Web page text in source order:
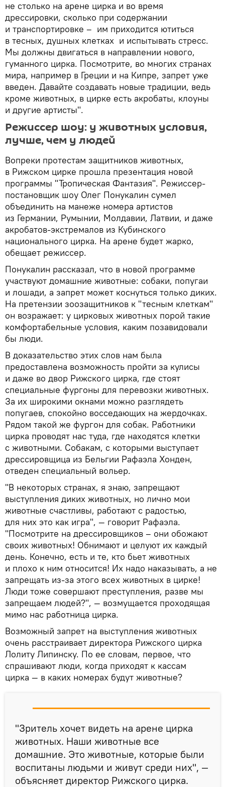
не столько на арене цирка и во время
дрессировки, сколько при содержании
и транспортировке – им приходится ютиться
в тесных, душных клетках и испытывать стресс.
Мы должны двигаться в направлении нового,
гуманного цирка. Посмотрите, во многих странах
мира, например в Греции и на Кипре, запрет уже
введен. Давайте создавать новые традиции, ведь
кроме животных, в цирке есть акробаты, клоуны
и другие артисты".
Режиссер шоу: у животных условия,
лучше, чем у людей
Вопреки протестам защитников животных,
в Рижском цирке прошла презентация новой
программы "Тропическая Фантазия". Режиссер-
постановщик шоу Олег Понукалин сумел
объединить на манеже номера артистов
из Германии, Румынии, Молдавии, Латвии, и даже
акробатов-экстремалов из Кубинского
национального цирка. На арене будет жарко,
обещает режиссер.
Понукалин рассказал, что в новой программе
участвуют домашние животные: собаки, попугаи
и лошади, а запрет может коснуться только диких.
На претензии зоозащитников к "тесным клеткам"
он возражает: у цирковых животных порой такие
комфортабельные условия, каким позавидовали
бы люди.
В доказательство этих слов нам была
предоставлена возможность пройти за кулисы
и даже во двор Рижского цирка, где стоят
специальные фургоны для перевозки животных.
За их широкими окнами можно разглядеть
попугаев, спокойно восседающих на жердочках.
Рядом такой же фургон для собак. Работники
цирка проводят нас туда, где находятся клетки
с животными. Собакам, с которыми выступает
дрессировщица из Бельгии Рафаэла Хонден,
отведен специальный вольер.
"В некоторых странах, я знаю, запрещают
выступления диких животных, но лично мои
животные счастливы, работают с радостью,
для них это как игра", — говорит Рафаэла.
"Посмотрите на дрессировщиков – они обожают
своих животных! Обнимают и целуют их каждый
день. Конечно, есть и те, кто бьет животных
и плохо к ним относится! Их надо наказывать, а не
запрещать из-за этого всех животных в цирке!
Люди тоже совершают преступления, разве мы
запрещаем людей?", — возмущается проходящая
мимо нас работница цирка.
Возможный запрет на выступления животных
очень расстраивает директора Рижского цирка
Лолиту Липинску. По ее словам, первое, что
спрашивают люди, когда приходят к кассам
цирка — в каких номерах будут животные?
"Зритель хочет видеть на арене цирка
животных. Наши животные все
домашние. Это животные, которые были
воспитаны людьми и живут среди них", —
объясняет директор Рижского цирка.